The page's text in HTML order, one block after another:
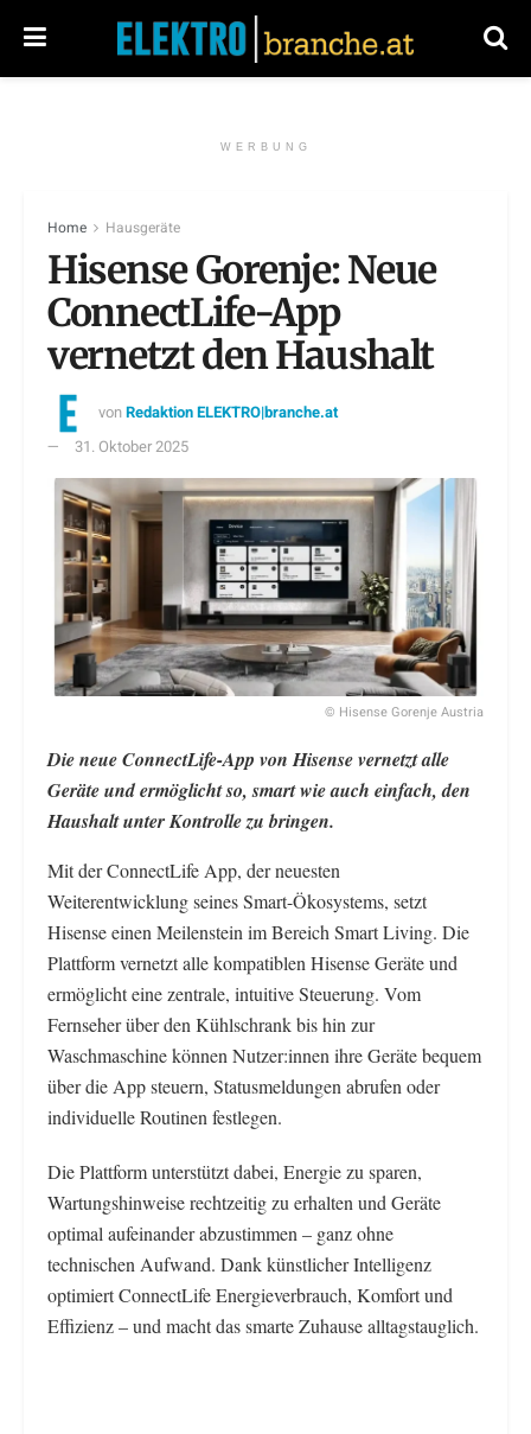
WERBUNG
Home Hausgeräte
Hisense Gorenje: Neue
ConnectLife-App
vernetzt den Haushalt
vonRedaktion ELEKTRO|branche.at
31. Oktober 2025
© Hisense Gorenje Austria
Die neue ConnectLife-App von Hisense vernetzt alle
Geräte und ermöglicht so, smart wie auch einfach, den
Haushalt unter Kontrolle zu bringen.
Mit der ConnectLife App, der neuesten
Weiterentwicklung seines Smart-Ökosystems, setzt
Hisense einen Meilenstein im Bereich Smart Living. Die
Plattform vernetzt alle kompatiblen Hisense Geräte und
ermöglicht eine zentrale, intuitive Steuerung. Vom
Fernseher über den Kühlschrank bis hin zur
Waschmaschine können Nutzer:innen ihre Geräte bequem
über die App steuern, Statusmeldungen abrufen oder
individuelle Routinen festlegen.
Die Plattform unterstützt dabei, Energie zu sparen,
Wartungshinweise rechtzeitig zu erhalten und Geräte
optimal aufeinander abzustimmen – ganz ohne
technischen Aufwand. Dank künstlicher Intelligenz
optimiert ConnectLife Energieverbrauch, Komfort und
Effizienz – und macht das smarte Zuhause alltagstauglich.